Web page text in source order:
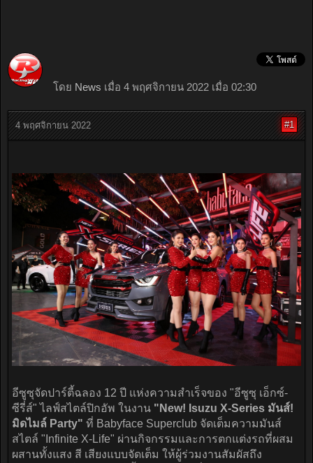
โดย News เมื่อ 4 พฤศจิกายน 2022 เมื่อ 02:30
4 พฤศจิกายน 2022 #1
อีซูซุจัดปาร์ตี้ฉลอง 12 ปี แห่งความสำเร็จของ "อีซูซุ เอ็กซ์-
ซีรี่ส์" ไลฟ์สไตล์ปิกอัพ ในงาน "New! Isuzu X-Series มันส์!
มิดไมล์ Party" ที่ Babyface Superclub จัดเต็มความมันส์
สไตล์ "Infinite X-Life" ผ่านกิจกรรมและการตกแต่งรถที่ผสม
ผสานทั้งแสง สี เสียงแบบจัดเต็ม ให้ผู้ร่วมงานสัมผัสถึง